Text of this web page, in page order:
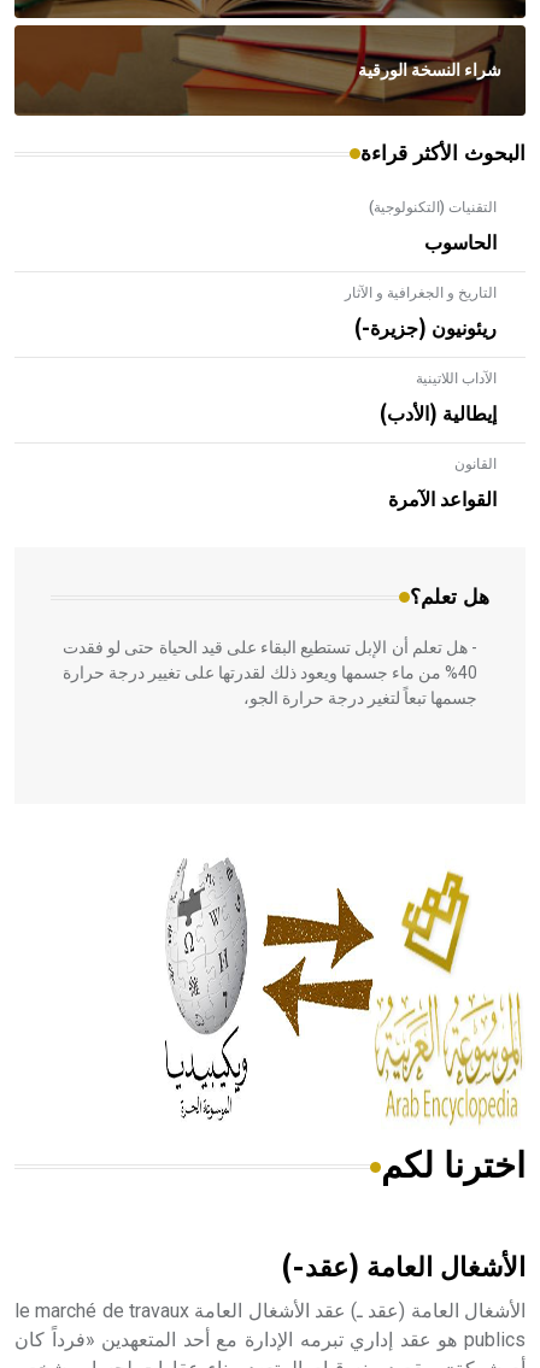
شراء النسخة الورقية
البحوث الأكثر قراءة
التقنيات (التكنولوجية)
الحاسوب
التاريخ و الجغرافية و الآثار
ريئونيون (جزيرة-)
الآداب اللاتينية
إيطالية (الأدب)
القانون
القواعد الآمرة
هل تعلم؟
- هل تعلم أن الأبلق نوع من الفنون الهندسية التي ارتبطت
بالعمارة الإسلامية في بلاد الشام ومصر خاصة، حيث يحرص
المعمار على بناء مداميكه وخاصة في الواجهات
- هل تعلم أن الإبل تستطيع البقاء على قيد الحياة حتى لو فقدت
40% من ماء جسمها ويعود ذلك لقدرتها على تغيير درجة حرارة
جسمها تبعاً لتغير درجة حرارة الجو،
الحكم، الأدلة، تنظيم التغذية، ورسالته في جروح الرأس. ويعود
له الفضل بأنه حرر الطب من الدين والفلسفة.
- هل تعلم أن المرجان إفراز حيواني يتكون في البحر ويتركب
من مادة كربونات الكلسيوم، وهو أحمر أو شديد الحمرة وهو
أجود أنواعه، ويمتاز بكبر الحجم ويسمى الش
هل تعلم أن الأبسيد كلمة فرنسية اللفظ تم اعتمادها مصطلحاً
اخترنا لكم
الأشغال العامة (عقد-)
الأشغال العامة (عقد ـ) عقد الأشغال العامة le marché de travaux
publics هو عقد إداري تبرمه الإدارة مع أحد المتعهدين «فرداً كان